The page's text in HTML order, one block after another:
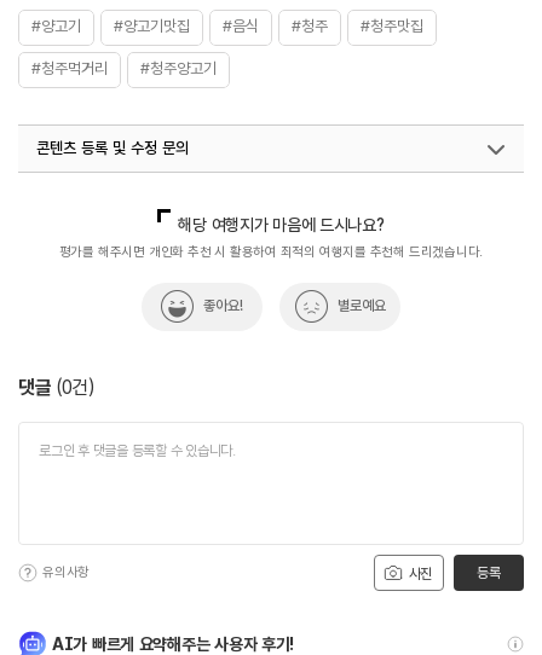
#양고기 #양고기맛집 #음식 #청주 #청주맛집
#청주먹거리 #청주양고기
콘텐츠 등록 및 수정 문의
해당 여행지가 마음에 드시나요?
평가를 해주시면 개인화 추천 시 활용하여 최적의 여행지를 추천해 드리겠습니다.
좋아요! 별로예요
댓글 (0건)
사진
유의사항 등록
AI가 빠르게 요약해주는 사용자 후기!